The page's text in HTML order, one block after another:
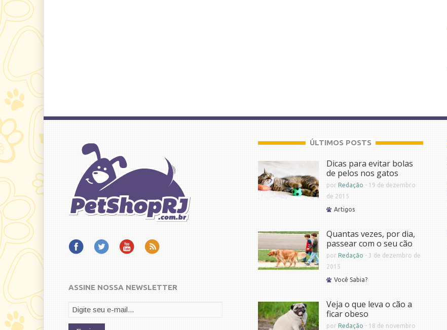
ASSINE NOSSA NEWSLETTER
ÚLTIMOS POSTS
Dicas para evitar bolas
de pelos nos gatos
porRedação - 19 de dezembro
de 2015
Artigos
Quantas vezes, por dia,
passear com o seu cão
porRedação - 3 de dezembro de
2015
Você Sabia?
Veja o que leva o cão a
ficar obeso
porRedação - 18 de novembro